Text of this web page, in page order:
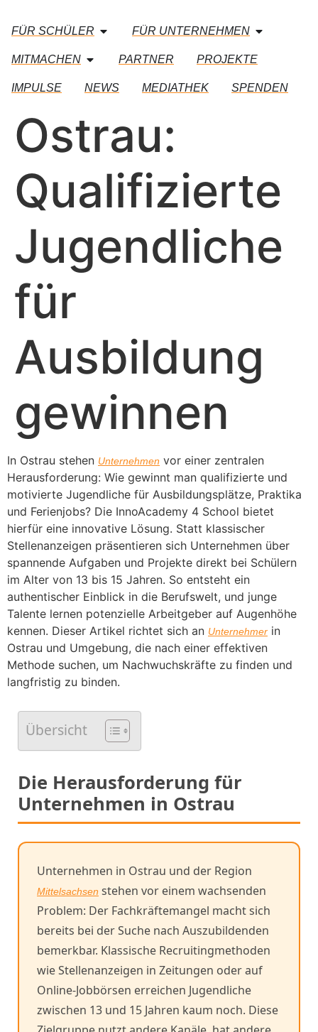
FÜR SCHÜLER FÜR UNTERNEHMEN
MITMACHEN PARTNER PROJEKTE
IMPULSE NEWS MEDIATHEK SPENDEN
Ostrau:
Qualifizierte
Jugendliche
für
Ausbildung
gewinnen
In Ostrau stehen Unternehmen vor einer zentralen
Herausforderung: Wie gewinnt man qualifizierte und
motivierte Jugendliche für Ausbildungsplätze, Praktika
und Ferienjobs? Die InnoAcademy 4 School bietet
hierfür eine innovative Lösung. Statt klassischer
Stellenanzeigen präsentieren sich Unternehmen über
spannende Aufgaben und Projekte direkt bei Schülern
im Alter von 13 bis 15 Jahren. So entsteht ein
authentischer Einblick in die Berufswelt, und junge
Talente lernen potenzielle Arbeitgeber auf Augenhöhe
kennen. Dieser Artikel richtet sich an Unternehmer in
Ostrau und Umgebung, die nach einer effektiven
Methode suchen, um Nachwuchskräfte zu finden und
langfristig zu binden.
Übersicht
Die Herausforderung für
Unternehmen in Ostrau
Unternehmen in Ostrau und der Region
Mittelsachsen stehen vor einem wachsenden
Problem: Der Fachkräftemangel macht sich
bereits bei der Suche nach Auszubildenden
bemerkbar. Klassische Recruitingmethoden
wie Stellenanzeigen in Zeitungen oder auf
Online-Jobbörsen erreichen Jugendliche
zwischen 13 und 15 Jahren kaum noch. Diese